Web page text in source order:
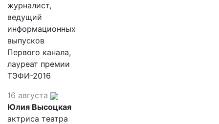
журналист,
ведущий
информационных
выпусков
Первого канала,
лауреат премии
ТЭФИ-2016
16 августа
Юлия Высоцкая
актриса театра